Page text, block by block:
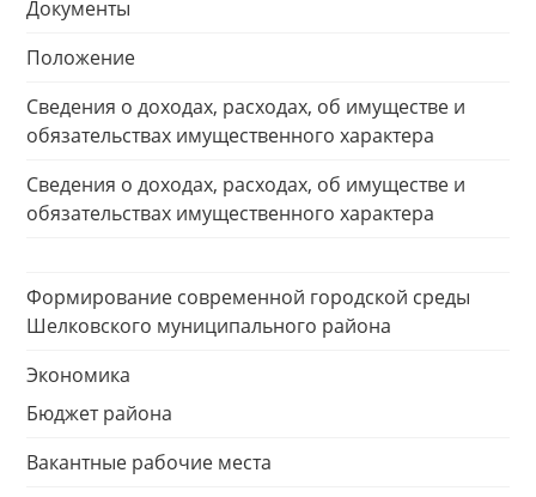
Документы
Положение
Сведения о доходах, расходах, об имуществе и
обязательствах имущественного характера
Сведения о доходах, расходах, об имуществе и
обязательствах имущественного характера
Формирование современной городской среды
Шелковского муниципального района
Экономика
Бюджет района
Вакантные рабочие места